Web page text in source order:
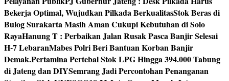
Bekerja Optimal, Wujudkan Pilkada BerkualitasStok Beras di
Bulog Surakarta Masih Aman Cukupi Kebutuhan di Solo
RayaHanung T : Perbaikan Jalan Rusak Pasca Banjir Selesai
H-7 LebaranMabes Polri Beri Bantuan Korban Banjir
Demak.Pertamina Pertebal Stok LPG Hingga 394.000 Tabung
di Jateng dan DIYSemrang Jadi Percontohan Penanganan